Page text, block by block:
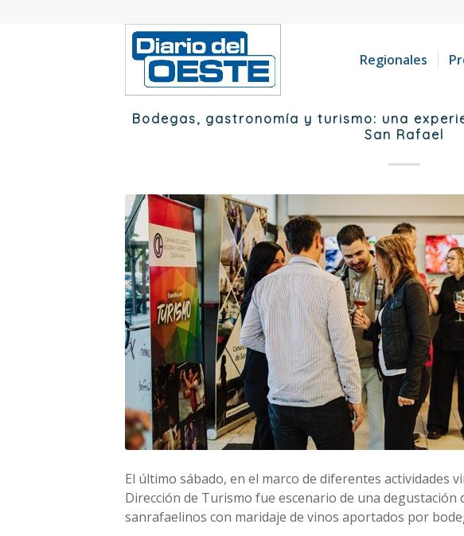
Regionales
Bodegas, gastronomía y turismo: una
San Rafael
El último sábado, en el marco de diferentes actividades
Dirección de Turismo fue escenario de una degustación
sanrafaelinos con maridaje de vinos aportados por